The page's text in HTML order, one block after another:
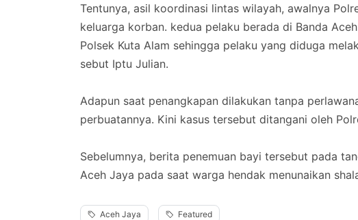
‎Tentunya, asil koordinasi lintas wilayah, awalnya
keluarga korban. kedua pelaku berada di Banda
Polsek Kuta Alam sehingga pelaku yang diduga
sebut Iptu Julian.
‎Adapun saat penangkapan dilakukan tanpa
perbuatannya. Kini kasus tersebut ditangani oleh
‎Sebelumnya, berita penemuan bayi tersebut pada
Aceh Jaya pada saat warga hendak menunaikan
Aceh Jaya Featured